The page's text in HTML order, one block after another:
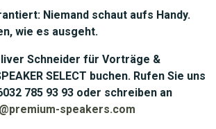
Niemand schaut aufs Handy.
wie es ausgeht.
Schneider für Vorträge &
SELECT buchen. Rufen Sie uns
785 93 93 oder schreiben an
speakers.com